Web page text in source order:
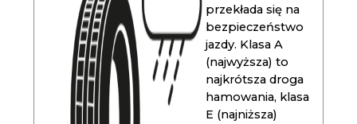
przekłada się na
bezpieczeństwo
jazdy. Klasa A
(najwyższa) to
najkrótsza droga
hamowania, klasa
E (najniższa)